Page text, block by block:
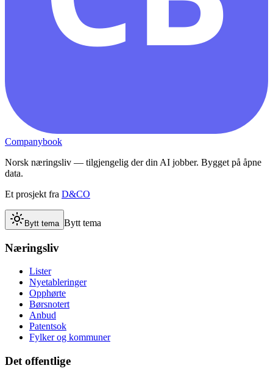
Companybook
Norsk næringsliv — tilgjengelig der din AI jobber. Bygget på åpne
data.
Et prosjekt fra D&CO
Bytt tema Bytt tema
Næringsliv
Lister
Nyetableringer
Opphørte
Børsnotert
Anbud
Patentsok
Fylker og kommuner
Det offentlige